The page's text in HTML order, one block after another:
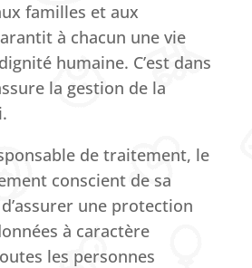
familles et aux
à chacun une vie
humaine. C’est dans
la gestion de la
de traitement, le
conscient de sa
une protection
à caractère
les personnes